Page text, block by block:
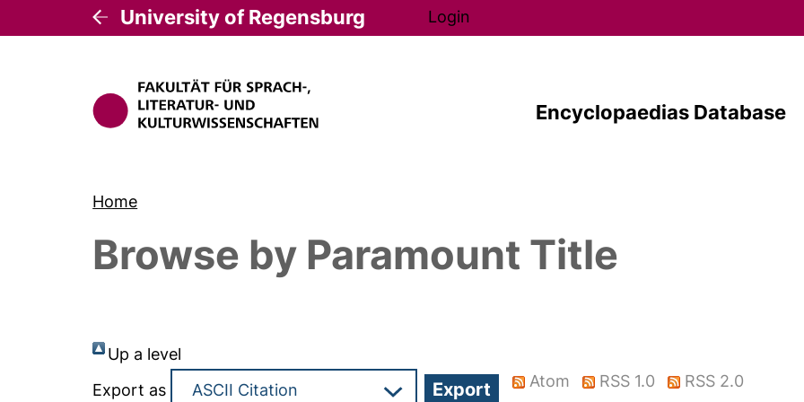
University of Regensburg Login
Encyclopaedias Database
Home
Browse by Paramount Title
Up a level
Export as
Atom RSS 1.0 RSS 2.0